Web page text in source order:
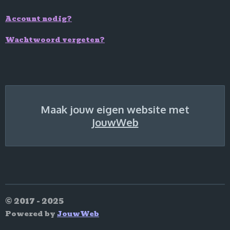
Account nodig?
Wachtwoord vergeten?
Maak jouw eigen website met
JouwWeb
© 2017 - 2025
Powered by JouwWeb